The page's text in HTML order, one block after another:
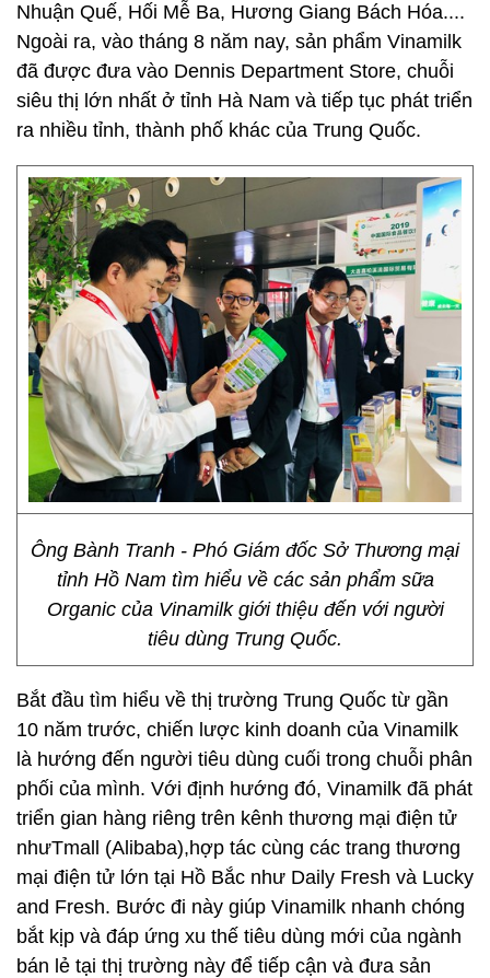
Nhuận Quế, Hối Mễ Ba, Hương Giang Bách Hóa....
Ngoài ra, vào tháng 8 năm nay, sản phẩm Vinamilk
đã được đưa vào Dennis Department Store, chuỗi
siêu thị lớn nhất ở tỉnh Hà Nam và tiếp tục phát triển
ra nhiều tỉnh, thành phố khác của Trung Quốc.
Ông Bành Tranh - Phó Giám đốc Sở Thương mại
tỉnh Hồ Nam tìm hiểu về các sản phẩm sữa
Organic của Vinamilk giới thiệu đến với người
tiêu dùng Trung Quốc.
Bắt đầu tìm hiểu về thị trường Trung Quốc từ gần
10 năm trước, chiến lược kinh doanh của Vinamilk
là hướng đến người tiêu dùng cuối trong chuỗi phân
phối của mình. Với định hướng đó, Vinamilk đã phát
triển gian hàng riêng trên kênh thương mại điện tử
nhưTmall (Alibaba),hợp tác cùng các trang thương
mại điện tử lớn tại Hồ Bắc như Daily Fresh và Lucky
and Fresh. Bước đi này giúp Vinamilk nhanh chóng
bắt kịp và đáp ứng xu thế tiêu dùng mới của ngành
bán lẻ tại thị trường này để tiếp cận và đưa sản